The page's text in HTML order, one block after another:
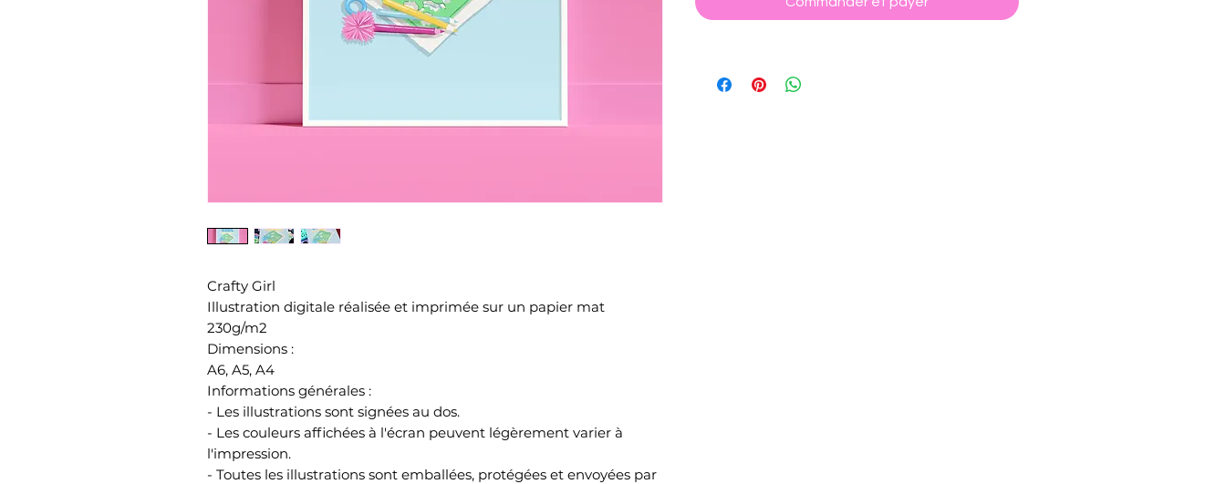
Crafty Girl
Illustration digitale réalisée et imprimée sur un papier mat
230g/m2
Dimensions :
A6, A5, A4
Informations générales :
- Les illustrations sont signées au dos.
- Les couleurs affichées à l'écran peuvent légèrement varier à
l'impression.
- Toutes les illustrations sont emballées, protégées et envoyées par